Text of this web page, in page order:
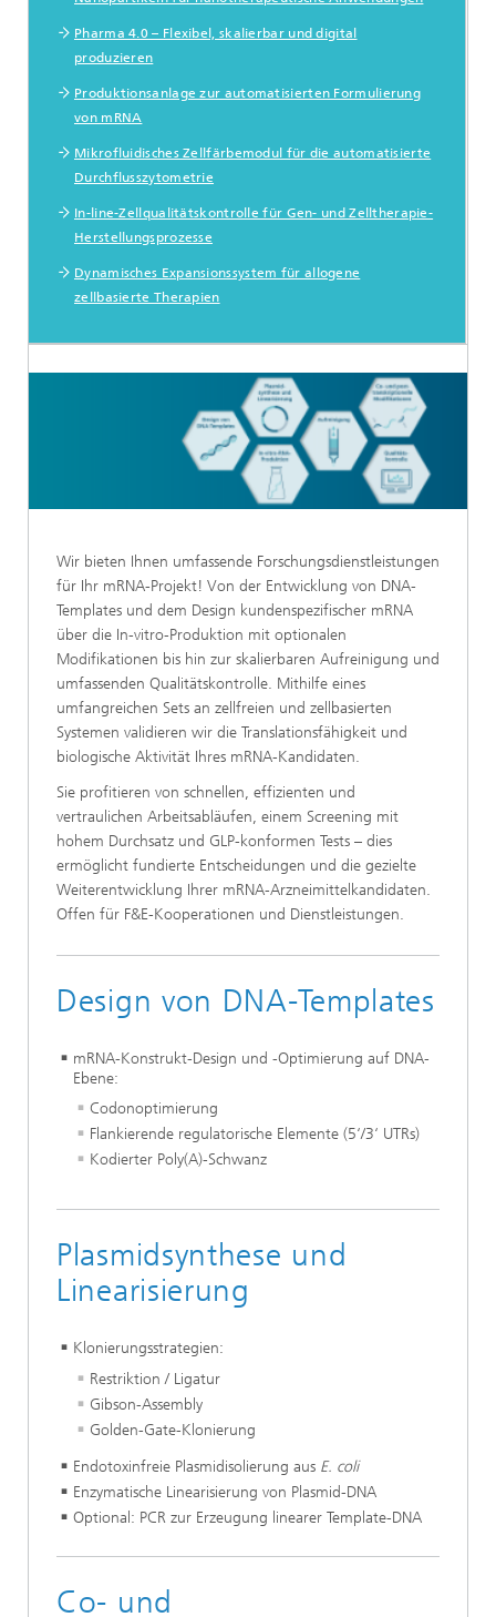
Pharma 4.0 – Flexibel, skalierbar und digital
produzieren
Produktionsanlage zur automatisierten Formulierung
von mRNA
Mikrofluidisches Zellfärbemodul für die automatisierte
Durchflusszytometrie
In-line-Zellqualitätskontrolle für Gen- und Zelltherapie-
Herstellungsprozesse
Dynamisches Expansions­system für allogene
zellbasierte Therapien
Wir bieten Ihnen umfassende Forschungsdienstleistungen
für Ihr mRNA-Projekt! Von der Entwicklung von DNA-
Templates und dem Design kundenspezifischer mRNA
über die In-vitro-Produktion mit optionalen
Modifikationen bis hin zur skalierbaren Aufreinigung und
umfassenden Qualitätskontrolle. Mithilfe eines
umfangreichen Sets an zellfreien und zellbasierten
Systemen validieren wir die Translations­fähigkeit und
biologische Aktivität Ihres mRNA-Kandidaten.
Sie profitieren von schnellen, effizienten und
vertraulichen Arbeitsabläufen, einem Screening mit
hohem Durchsatz und GLP-konformen Tests – dies
ermöglicht fundierte Ent­scheidungen und die gezielte
Weiterentwicklung Ihrer mRNA-Arzneimittelkandidaten.
Offen für F&E-Kooperationen und Dienstleistungen.
Design von DNA-Templates
mRNA-Konstrukt-Design und -Optimierung auf DNA-
Ebene:
Codonoptimierung
Flankierende regulatorische Elemente (5‘/3‘ UTRs)
Kodierter Poly(A)-Schwanz
Plasmidsynthese und
Linearisierung
Klonierungsstrategien:
Restriktion / Ligatur
Gibson-Assembly
Golden-Gate-Klonierung
Endotoxinfreie Plasmidisolierung aus E. coli
Enzymatische Linearisierung von Plasmid-DNA
Optional: PCR zur Erzeugung linearer Template-DNA
Co- und